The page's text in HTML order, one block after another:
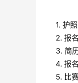
1. 护
2. 报
3. 简
4. 报
5. 比